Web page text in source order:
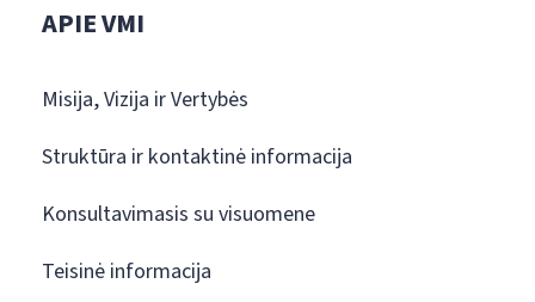
APIE VMI
Misija, Vizija ir Vertybės
Struktūra ir kontaktinė informacija
Konsultavimasis su visuomene
Teisinė informacija